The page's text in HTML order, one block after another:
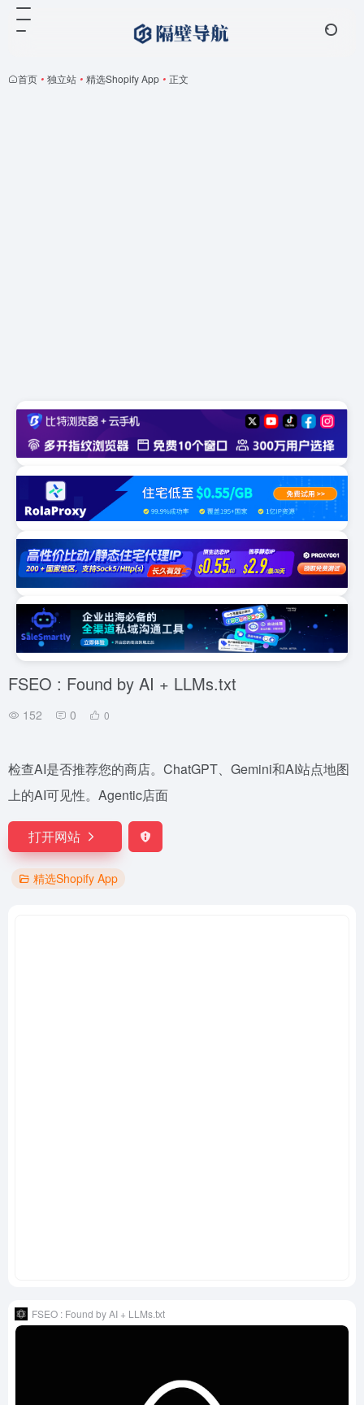
首页 • 独立站 • 精选Shopify App • 正文
FSEO : Found by AI + LLMs.txt
152 0 0
检查AI是否推荐您的商店。ChatGPT、Gemini和AI站点地图
上的AI可见性。Agentic店面
打开网站
精选Shopify App
FSEO : Found by AI + LLMs.txt